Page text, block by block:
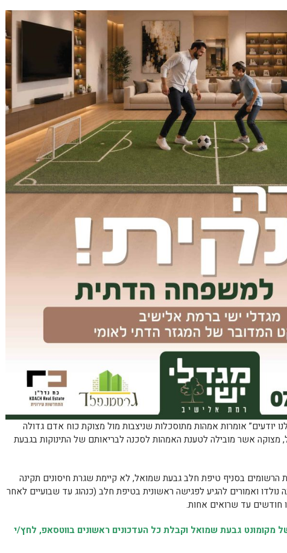
יודעים” אומרות אמהות מתוסכלות שניצבות מול מצוקת כוח אדם גדולה
אשר מובילה לטענת האמהות לסכנה לבריאותם של התינוקות בגבעת
הרשומים בסניף טיפת חלב גבעת שמואל, לא קיימת שגרת חיסונים תקינה
נולדו ואמורים להגיע לפגישה ראשונית בטיפת חלב (כנהוג עד שבועיים לאחר
חודשים עד שרואים אחות.
גבעת שמואל וקבלת כל העדכונים ראשונים בווטסאפ, לחץ/י